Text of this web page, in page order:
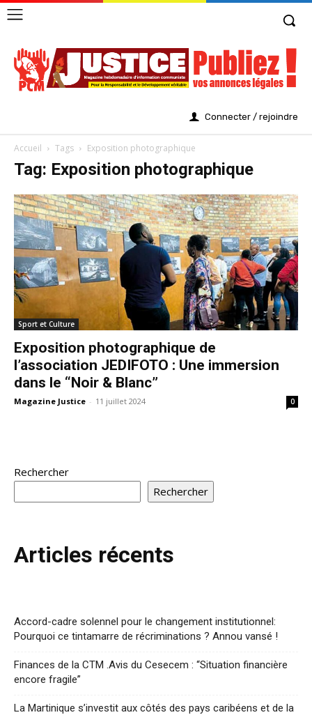
Connecter / rejoindre
Accueil Tags Exposition photographique
Tag: Exposition photographique
Sport et Culture
Exposition photographique de
l’association JEDIFOTO : Une immersion
dans le “Noir & Blanc”
Magazine Justice - 11 juillet 2024 0
Rechercher
Rechercher
Articles récents
Accord-cadre solennel pour le changement institutionnel:
Pourquoi ce tintamarre de récriminations ? Annou vansé !
Finances de la CTM .Avis du Cesecem : “Situation financière
encore fragile”
La Martinique s’investit aux côtés des pays caribéens et de la